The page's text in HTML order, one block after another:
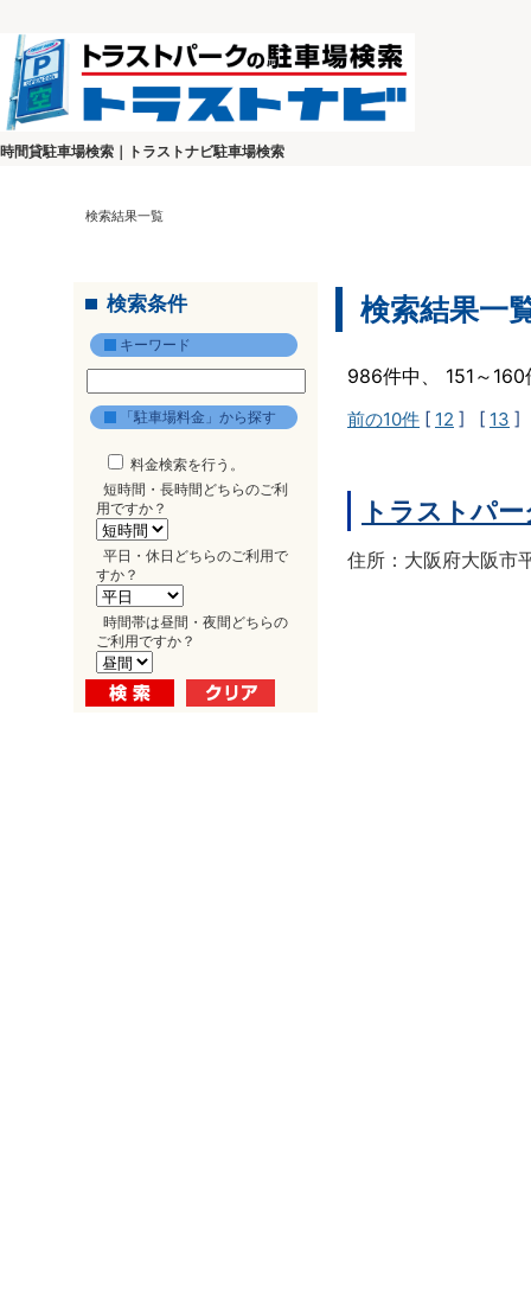
時間貸駐車場検索｜トラストナビ駐車場検索
検索結果一覧
検索条件
キーワード
「駐車場料金」から探す
料金検索を行う。
短時間・長時間どちらのご利
用ですか？
平日・休日どちらのご利用で
すか？
時間帯は昼間・夜間どちらの
ご利用ですか？
検索結果一
986件中、 151～
前の10件 [ 12 ] [ 13 ]
トラストパ
住所：大阪府大阪市